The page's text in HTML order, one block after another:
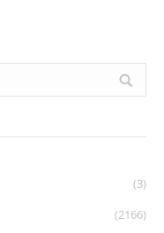
(3)
(2166)